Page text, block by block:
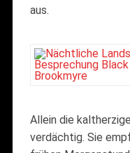
aus.
Allein die
verdächtig. Sie